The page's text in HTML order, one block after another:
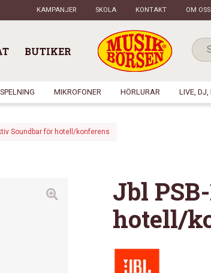
KAMPANJER SKOLA KONTAKT OM OSS
BUTIKER
MIKROFONER HÖRLURAR LIVE, DJ,
Soundbar för hotell/konferens
Jbl
hotell/